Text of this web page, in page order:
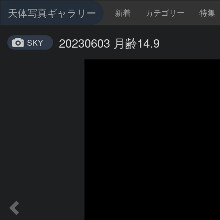
天体写真ギャラリー 新着 カテゴリー 特集
SKY 20230603 月齢14.9